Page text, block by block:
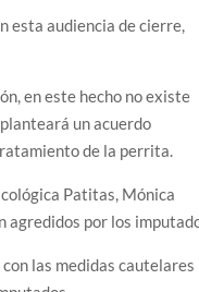
esta audiencia de cierre,
en este hecho no existe
un acuerdo
de la perrita.
Patitas, Mónica
agredidos por los
las medidas cautelares